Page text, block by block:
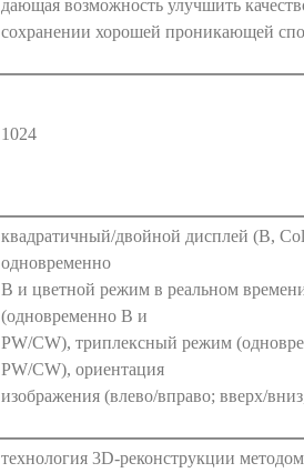
дающая возможность улучшить
сохранении хорошей проникающей
1024
квадратичный/двойной дисплей (B,
одновременно
В и цветной режим в реальном
(одновременно В и
PW/CW), триплексный режим
PW/CW), ориентация
изображения (влево/вправо; вверх/
технология 3D-реконструкции